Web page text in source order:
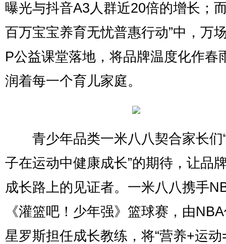
曝光与抖音A3人群近20倍的增长；
百万宝宝养育无忧普惠行动”中，万
P公益课堂落地，将品牌温度化作春
润着每一个育儿家庭。
青少年品类一米八八契合家长们
子在运动中健康成长”的期待，让品
成长路上的见证者。一米八八携手
《灌篮吧！少年强》篮球赛，由
星罗斯担任成长教练，将“营养+运动